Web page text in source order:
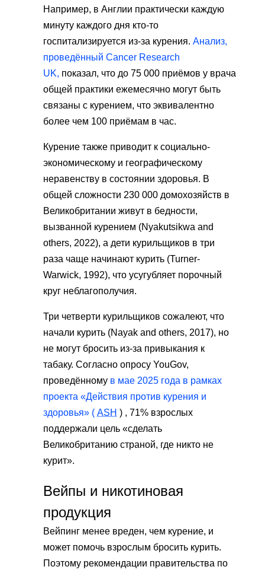
Например, в Англии практически каждую
минуту каждого дня кто-то
госпитализируется из-за курения. Анализ,
проведённый Cancer Research
UK, показал, что до 75 000 приёмов у врача
общей практики ежемесячно могут быть
связаны с курением, что эквивалентно
более чем 100 приёмам в час.
Курение также приводит к социально-
экономическому и географическому
неравенству в состоянии здоровья. В
общей сложности 230 000 домохозяйств в
Великобритании живут в бедности,
вызванной курением (Nyakutsikwa and
others, 2022), а дети курильщиков в три
раза чаще начинают курить (Turner-
Warwick, 1992), что усугубляет порочный
круг неблагополучия.
Три четверти курильщиков сожалеют, что
начали курить (Nayak and others, 2017), но
не могут бросить из-за привыкания к
табаку. Согласно опросу YouGov,
проведённому в мае 2025 года в рамках
проекта «Действия против курения и
здоровья» ( ASH ) , 71% взрослых
поддержали цель «сделать
Великобританию страной, где никто не
курит».
Вейпы и никотиновая
продукция
Вейпинг менее вреден, чем курение, и
может помочь взрослым бросить курить.
Поэтому рекомендации правительства по